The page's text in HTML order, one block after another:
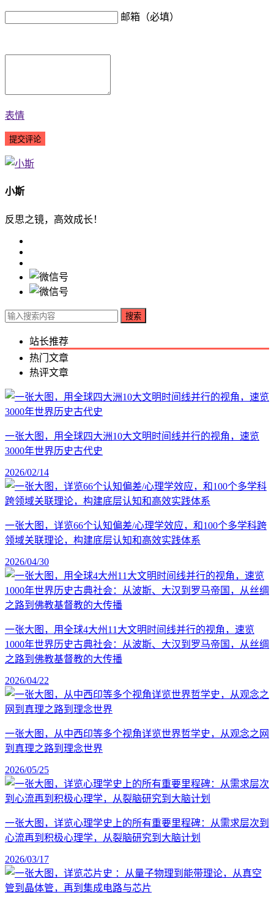
邮箱（必填）
表情
小斯
反思之镜，高效成长！
搜索
站长推荐
热门文章
热评文章
一张大图，用全球四大洲10大文明时间线并行的视角，速览
3000年世界历史古代史
2026/02/14
一张大图，详览66个认知偏差/心理学效应，和100个多学科跨
领域关联理论，构建底层认知和高效实践体系
2026/04/30
一张大图，用全球4大州11大文明时间线并行的视角，速览
1000年世界历史古典社会：从波斯、大汉到罗马帝国，从丝绸
之路到佛教基督教的大传播
2026/04/22
一张大图，从中西印等多个视角详览世界哲学史，从观念之网
到真理之路到理念世界
2026/05/25
一张大图，详览心理学史上的所有重要里程碑：从需求层次到
心流再到积极心理学，从裂脑研究到大脑计划
2026/03/17